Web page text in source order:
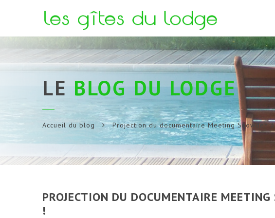
LE BLOG DU LODGE
Accueil du blog Projection du documentaire Meeting Snowden
PROJECTION DU DOCUMENTAIRE
!